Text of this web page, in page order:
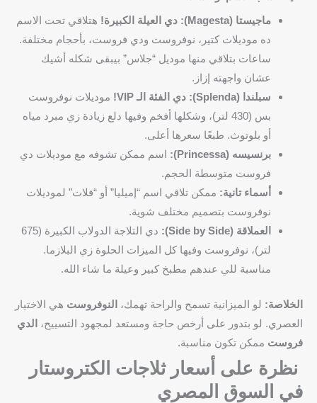
ماجيستا (Magesta): دي العيلة الكبيرة!
هتلاقي تحت الاسم
ده موديلات كتير، نوفروست ودي فروست، بأحجام مختلفة.
ساعات بتلاقي منها موديل “جلاس” بيبقى شكله أشيك
عشان واجهته إزاز.
سبلندا (Splenda): دي الفئة الـ VIP!
موديلات نوفروست
بس (430 لتر)، وشكلها أفخم وفيها دلع زيادة زي مبرد مياه
أو بلوتوث. طبعًا سعرها أعلى.
برنسيسه (Princessa):
اسم ممكن تشوفه مع موديلات دي
فروست متوسطة الحجم.
أسماء تانية: ممكن تلاقي اسم “إميليا” أو “فلات” لموديلات
نوفروست بتصميم مختلف شوية.
العملاقة (Side by Side):
دي التلاجة الدولاب الكبيرة (675
لتر)، نوفروست وفيها كل الميزات الحلوة زي البلازما.
مناسبة للي عندهم مطبخ كبير وعيلة ما شاء الله.
الخلاصة: لو الميزانية تسمح والراحة تهمك، النوفروست هي الاختيار
العصري. لو بتدور على أرخص حاجة ومستعد لمجهود التسييح، الدي
فروست ممكن تكون مناسبة.
نظرة على أسعار ثلاجات الكتروستار
في السوق المصري